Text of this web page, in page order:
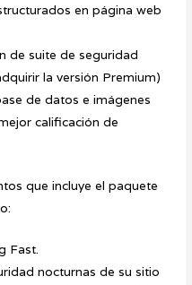
en página web
de suite de seguridad
la versión Premium)
de datos e imágenes
calificación de
que incluye el paquete
Fast.
nocturnas de su sitio